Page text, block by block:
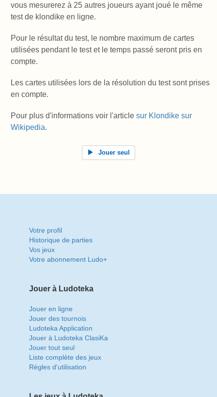
vous mesurerez à 25 autres joueurs ayant joué le même
test de klondike en ligne.
Pour le résultat du test, le nombre maximum de cartes
utilisées pendant le test et le temps passé seront pris en
compte.
Les cartes utilisées lors de la résolution du test sont prises
en compte.
Pour plus d'informations voir l'article sur Klondike sur
Wikipedia.
Jouer seul
Votre profil
Historique de parties
Vos jeux
Votre abonnement Ludo+
Jouer à Ludoteka
Jouer en ligne
Jouer des tournois
Ludoteka Application
Jouer à Ludoteka ClasiKa
Jouer tout seul
Liste complète des jeux
Règles d'utilisation